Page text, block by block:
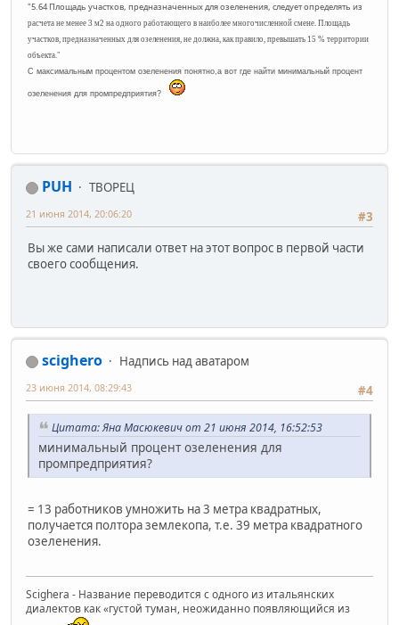
"5.64 Площадь участков, предназначенных для озеленения, следует определять из
расчета не менее 3 м2 на одного работающего в наиболее многочисленной смене. Площадь
участков, предназначенных для озеленения, не должна, как правило, превышать 15 % территории
объекта."
С максимальным процентом озеленения понятно,а вот где найти минимальный процент
озеленения для промпредприятия?
PUH
ТВОРЕЦ
#3
21 июня 2014, 20:06:20
Вы же сами написали ответ на этот вопрос в первой части
своего сообщения.
scighero
Надпись над аватаром
#4
23 июня 2014, 08:29:43
Цитата: Яна Масюкевич от 21 июня 2014, 16:52:53
минимальный процент озеленения для
промпредприятия?
= 13 работников умножить на 3 метра квадратных,
получается полтора землекопа, т.е. 39 метра квадратного
озеленения.
Scighera - Название переводится с одного из итальянских
диалектов как «густой туман, неожиданно появляющийся из